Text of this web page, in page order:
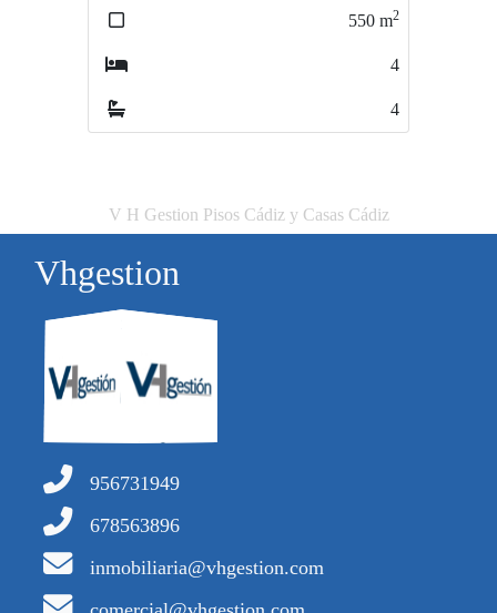
550 m2
4
4
V H Gestion Pisos Cádiz y Casas Cádiz
Vhgestion
956731949
678563896
inmobiliaria@vhgestion.com